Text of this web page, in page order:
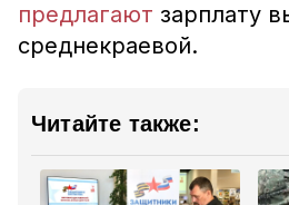
предлагают зарплату
среднекраевой.
Читайте также: